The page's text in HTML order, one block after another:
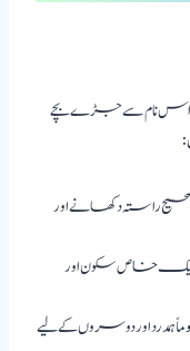
ہے۔ اس نام سے جڑے بچے
راستہ دکھانے اور
ایک خاص سکون اور
ہمدرد اور دوسروں کے لیے